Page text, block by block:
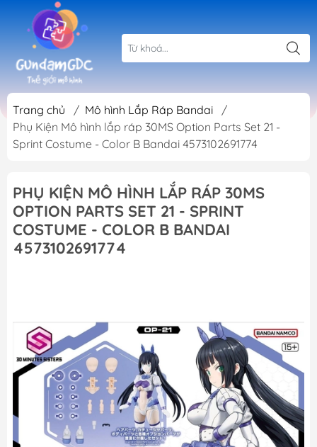
Trang chủ / Mô hình Lắp Ráp Bandai
/
Phụ Kiện Mô hình lắp ráp 30MS Option Parts Set 21 -
Sprint Costume - Color B Bandai 4573102691774
PHỤ KIỆN MÔ HÌNH LẮP RÁP 30MS
OPTION PARTS SET 21 - SPRINT
COSTUME - COLOR B BANDAI
4573102691774